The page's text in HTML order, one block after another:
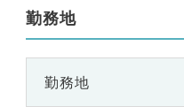
勤務地
勤務地